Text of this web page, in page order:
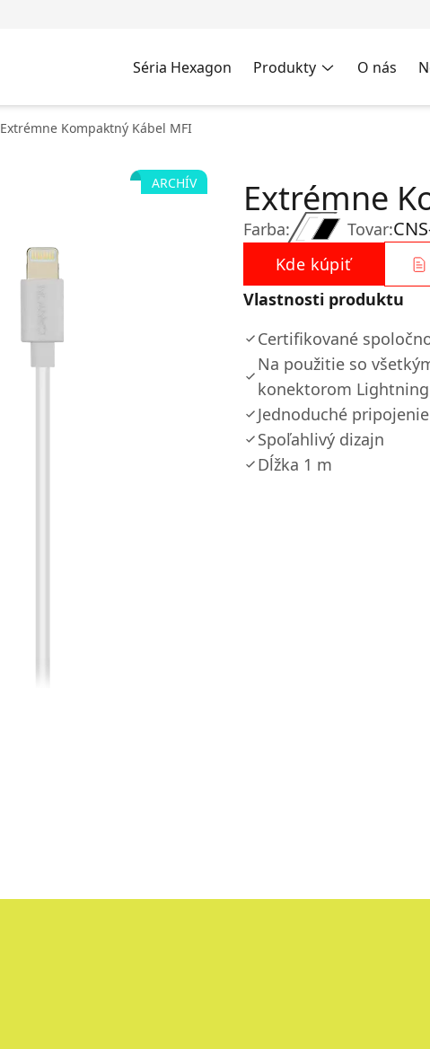
Séria Hexagon Produkty O nás
Extrémne Kompaktný Kábel MFI
ARCHÍV
Farba:
Extrémne
Tovar:
Kde kúpiť
Vlastnosti produktu
Certifikované
Na použitie so
konektorom Lightning
Jednoduché
Spoľahlivý dizajn
Dĺžka 1 m